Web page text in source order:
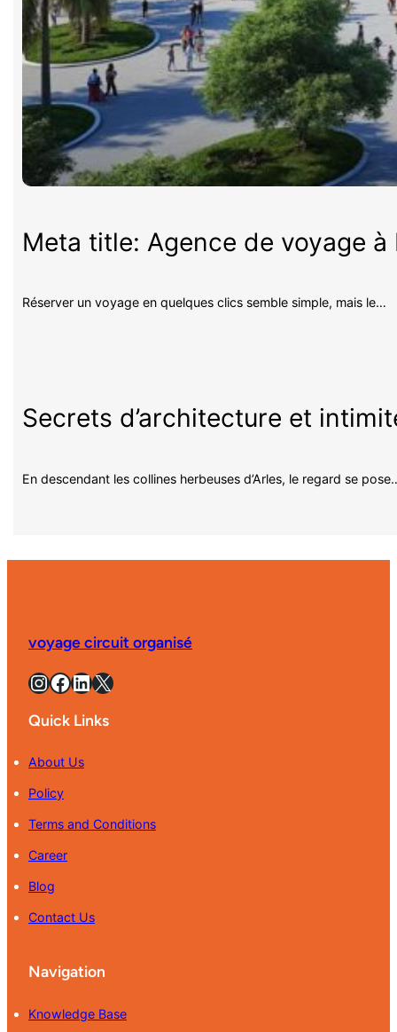
Meta title: Agence de voyage
Réserver un voyage en quelques clics semble simple, mais le…
Secrets d’architecture et
En descendant les collines herbeuses d’Arles, le regard se
voyage circuit organisé
InstagramFacebook LinkedIn X
Quick Links
About Us
Policy
Terms and Conditions
Career
Blog
Contact Us
Navigation
Knowledge Base